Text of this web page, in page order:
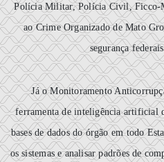
Polícia Militar, Polícia Civil, Ficco-
ao Crime Organizado de Mato
segurança
Já o Monitoramento
ferramenta de inteligência artificial
bases de dados do órgão em todo
os sistemas e analisar padrões de